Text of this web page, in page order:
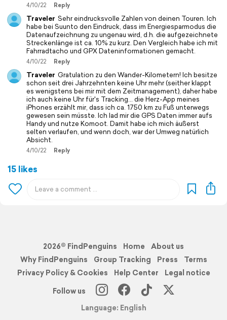
4/10/22 Reply
Traveler Sehr eindrucksvolle Zahlen von deinen Touren. Ich
habe bei Suunto den Eindruck, dass im Energiesparmodus die
Datenaufzeichnung zu ungenau wird, d.h. die aufgezeichnete
Streckenlänge ist ca. 10% zu kurz. Den Vergleich habe ich mit
Fahrradtacho und GPX Dateninformationen gemacht.
4/10/22 Reply
Traveler Gratulation zu den Wander-Kilometern! Ich besitze
schon seit drei Jahrzehnten keine Uhr mehr (seither klappt
es wenigstens bei mir mit dem Zeitmanagement), daher habe
ich auch keine Uhr für's Tracking... die Herz-App meines
iPhones erzählt mir, dass ich ca. 1750 km zu Fuß unterwegs
gewesen sein müsste. Ich lad mir die GPS Daten immer aufs
Handy und nutze Komoot. Damit habe ich mich äußerst
selten verlaufen, und wenn doch, war der Umweg natürlich
Absicht.
4/10/22 Reply
15 likes
2026© FindPenguins Home
About us
Why FindPenguins
Group Tracking Press
Terms
Privacy Policy & Cookies
Help Center
Legal notice
Follow us
Language: English